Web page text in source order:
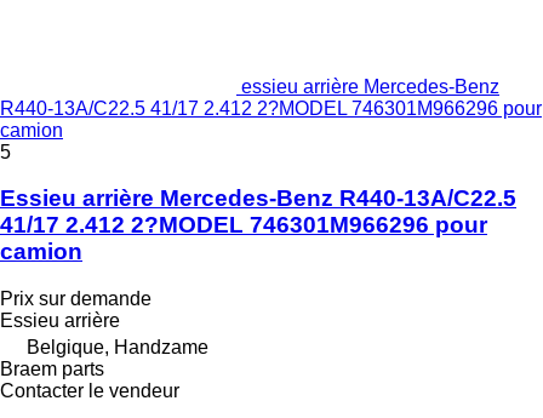
essieu arrière Mercedes-Benz
R440-13A/C22.5 41/17 2.412 2?MODEL 746301M966296 pour
camion
5
Essieu arrière Mercedes-Benz R440-13A/C22.5
41/17 2.412 2?MODEL 746301M966296 pour
camion
Prix sur demande
Essieu arrière
Belgique, Handzame
Braem parts
Contacter le vendeur